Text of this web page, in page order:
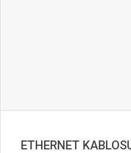
ETHERNET